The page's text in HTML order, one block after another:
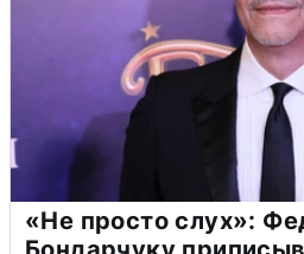
«Не просто слух»: